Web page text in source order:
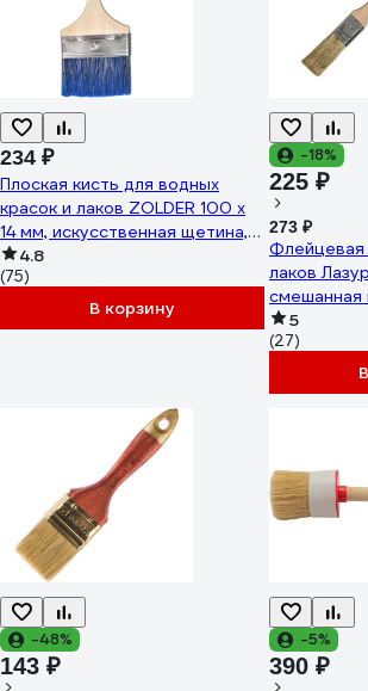
234 ₽
Плоская кисть для водных
красок и лаков ZOLDER 100 х
14 мм, искусственная щетина,
деревянная ручка 10016aqz
4.8
(75)
В корзину
-18%
225 ₽
273 ₽
Флейцевая
лаков
смешанная
КФ-25*12-
5
(27)
-48%
143 ₽
-5%
390 ₽